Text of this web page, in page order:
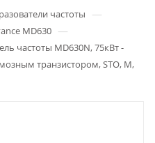
частоты —
MD630 —
частоты MD630N, 75кВт -
транзистором, STO, M,